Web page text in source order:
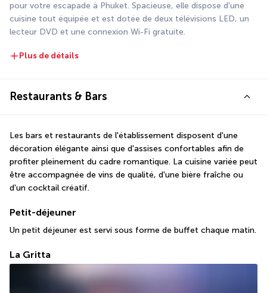
pour votre escapade à Phuket. Spacieuse, elle dispose d'une
cuisine tout équipée et est dotée de deux télévisions LED, un
lecteur DVD et une connexion Wi-Fi gratuite.
Plus de détails
Restaurants & Bars
Les bars et restaurants de l'établissement disposent d'une
décoration élégante ainsi que d'assises confortables afin de
profiter pleinement du cadre romantique. La cuisine variée peut
être accompagnée de vins de qualité, d'une bière fraîche ou
d'un cocktail créatif.
Petit-déjeuner
Un petit déjeuner est servi sous forme de buffet chaque matin.
La Gritta